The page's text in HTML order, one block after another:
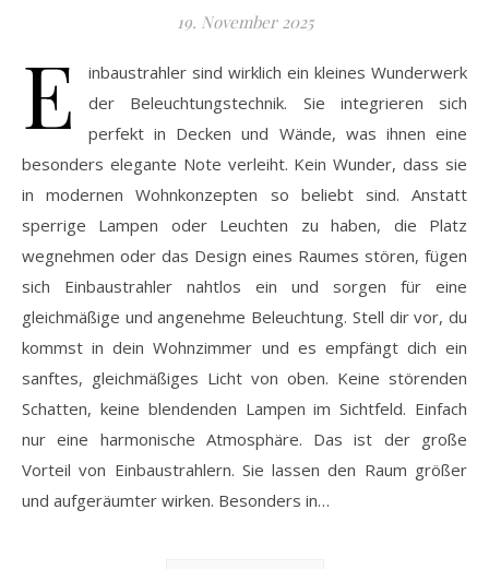
19. November 2025
E
inbaustrahler sind wirklich ein kleines Wunderwerk
der Beleuchtungstechnik. Sie integrieren sich
perfekt in Decken und Wände, was ihnen eine
besonders elegante Note verleiht. Kein Wunder, dass sie
in modernen Wohnkonzepten so beliebt sind. Anstatt
sperrige Lampen oder Leuchten zu haben, die Platz
wegnehmen oder das Design eines Raumes stören, fügen
sich Einbaustrahler nahtlos ein und sorgen für eine
gleichmäßige und angenehme Beleuchtung. Stell dir vor, du
kommst in dein Wohnzimmer und es empfängt dich ein
sanftes, gleichmäßiges Licht von oben. Keine störenden
Schatten, keine blendenden Lampen im Sichtfeld. Einfach
nur eine harmonische Atmosphäre. Das ist der große
Vorteil von Einbaustrahlern. Sie lassen den Raum größer
und aufgeräumter wirken. Besonders in…